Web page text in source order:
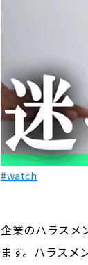
#watch
企業のハラスメ
ます。ハラスメ